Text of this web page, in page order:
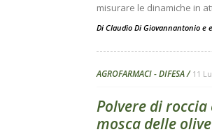
misurare le dinamiche in
Di Claudio Di Giovannantonio e
AGROFARMACI - DIFESA 11
Polvere di
mosca delle olive